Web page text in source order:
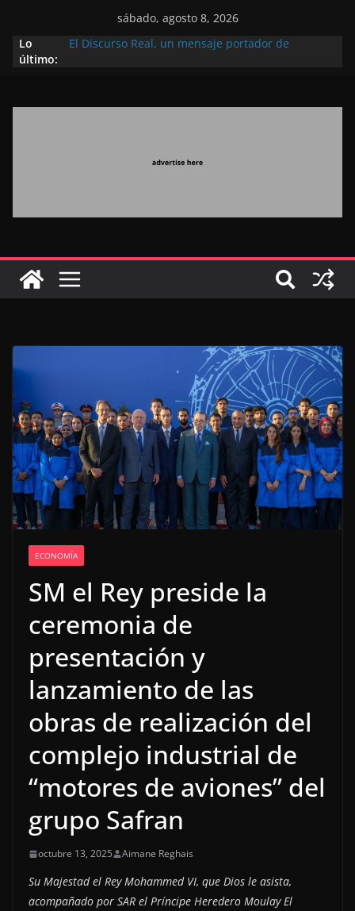
sábado, agosto 8, 2026
Lo
último:
El Discurso Real, un mensaje portador de
Extranjero: al servicio de los grandes proyectos de
Marruecos gracias a una visión estratégica
destinada a consolidar la posición de Marruecos
en una economía mundial competitiva (politólogo
marroquí-estadounidense)
ECONOMÍA
SM el Rey preside la
ceremonia de
presentación y
lanzamiento de las
obras de realización del
complejo industrial de
“motores de aviones” del
grupo Safran
octubre 13, 2025 Aimane Reghais
Su Majestad el Rey Mohammed VI, que Dios le asista,
acompañado por SAR el Príncipe Heredero Moulay El